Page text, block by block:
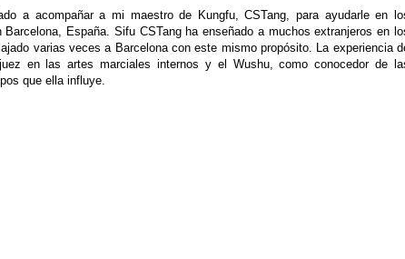
a acompañar a mi maestro de Kungfu, CSTang, para ayudarle en
España. Sifu CSTang ha enseñado a muchos extranjeros en
varias veces a Barcelona con este mismo propósito. La experiencia
en las artes marciales internos y el Wushu, como conocedor de
que ella influye.